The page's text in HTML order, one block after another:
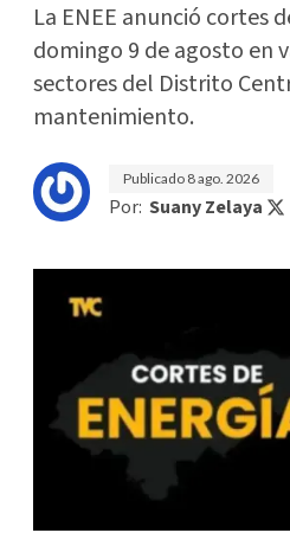
La ENEE anunció cortes
domingo 9 de agosto en
sectores del Distrito
mantenimiento.
Publicado 8 ago. 2026
Por: Suany Zelaya